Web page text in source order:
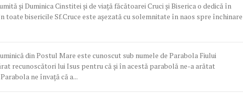
şi Duminica Cinstitei şi de viaţă făcătoarei Cruci și Biserica o dedică în
Sf.Cruce este aşezată cu solemnitate în naos spre închinare
din Postul Mare este cunoscut sub numele de Parabola Fiului
recunoscători lui Isus pentru că și în acestă parabolă ne-a arătat
ne învață că a...